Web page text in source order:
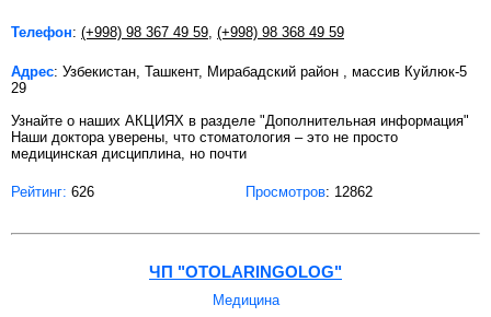
Телефон: (+998) 98 367 49 59, (+998) 98 368 49 59
Адрес: Узбекистан, Ташкент, Мирабадский район , массив Куйлюк-5
29
Узнайте о наших АКЦИЯХ в разделе "Дополнительная информация"
Наши доктора уверены, что стоматология – это не просто
медицинская дисциплина, но почти
Рейтинг: 626 Просмотров: 12862
ЧП "OTOLARINGOLOG"
Медицина